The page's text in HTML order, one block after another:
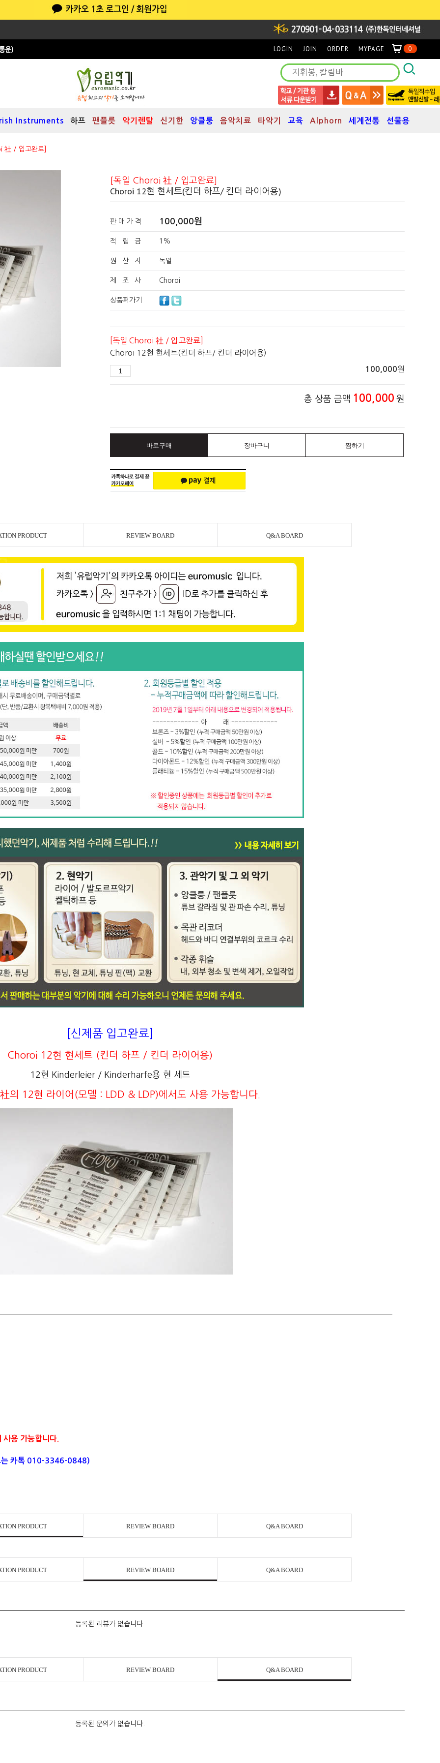
LOGIN JOIN ORDER MYPAGE 0
Instruments 하프 팬플릇 악기렌탈 신기한 앙클룽 음악치료 타악기 교육 Alphorn 세계전통 선물용
社 / 입고완료]
[독일 Choroi 社 / 입고완료]
Choroi 12현 현세트(킨더 하프/ 킨더 라이어용)
판 매 가 격 100,000원
적 립 금 1%
원 산 지 독일
제 조 사 Choroi
상품퍼가기
[독일 Choroi 社 / 입고완료]
Choroi 12현 현세트(킨더 하프/ 킨더 라이어용)
100,000원
총 상품 금액 100,000 원
바로구매 장바구니 찜하기
PRODUCT REVIEW BOARD Q&A BOARD
[신제품 입고완료]
Choroi 12현 현세트 (킨더 하프 / 킨더 라이어용)
12현 Kinderleier / Kinderharfe용 현 세트
의 12현 라이어(모델 : LDD & LDP)에서도 사용 가능합니다.
용 가능합니다.
는 카톡 010-3346-0848)
PRODUCT REVIEW BOARD Q&A BOARD
PRODUCT REVIEW BOARD Q&A BOARD
등록된 리뷰가 없습니다.
PRODUCT REVIEW BOARD Q&A BOARD
등록된 문의가 없습니다.